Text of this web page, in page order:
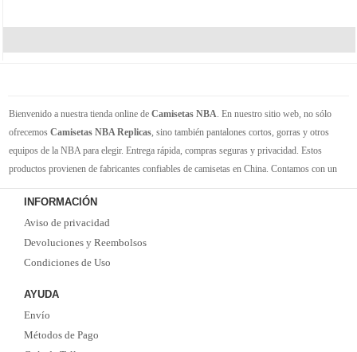
Bienvenido a nuestra tienda online de Camisetas NBA . En nuestro sitio web, no sólo
ofrecemos Camisetas NBA Replicas , sino también pantalones cortos, gorras y otros
equipos de la NBA para elegir. Entrega rápida, compras seguras y privacidad. Estos
productos provienen de fabricantes confiables de camisetas en China. Contamos con un
gran inventario de camisetas de la NBA. Disponible en varios tamaños. Siéntete orgulloso
de tus equipos y jugadores favoritos. ¡Envío rápido! ¡Tiempo de entrega corto! ¡Oportuna
y buena comunicación! ¡Ofertas actualizadas y camisetas nuevas de vez en cuando!
Satisfacer las necesidades de cada cliente.
INFORMACIÓN
Aviso de privacidad
Devoluciones y Reembolsos
Condiciones de Uso
AYUDA
Envío
Métodos de Pago